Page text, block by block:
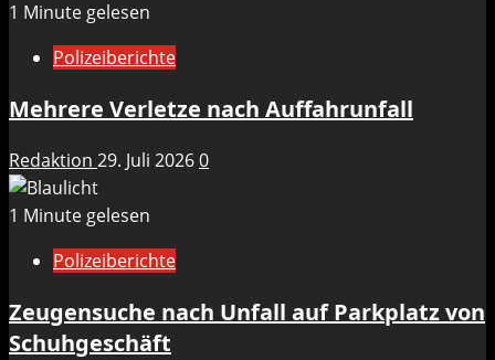
1 Minute gelesen
Polizeiberichte
Mehrere Verletze nach Auffahrunfall
Redaktion 29. Juli 20260
1 Minute gelesen
Polizeiberichte
Zeugensuche nach Unfall auf Parkplatz von
Schuhgeschäft